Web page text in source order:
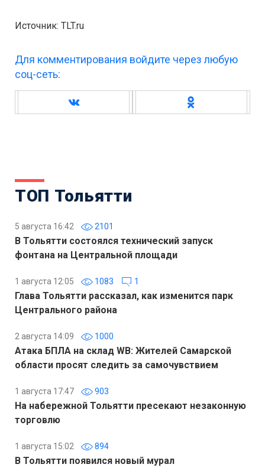
Источник: TLT.ru
Для комментирования войдите через любую
соц-сеть:
ТОП Тольятти
5 августа 16:42 2101
В Тольятти состоялся технический запуск
фонтана на Центральной площади
1 августа 12:05 1083 1
Глава Тольятти рассказал, как изменится парк
Центрального района
2 августа 14:09 1000
Атака БПЛА на склад WB: Жителей Самарской
области просят следить за самочувствием
1 августа 17:47 903
На набережной Тольятти пресекают незаконную
торговлю
1 августа 15:02 894
В Тольятти появился новый мурал